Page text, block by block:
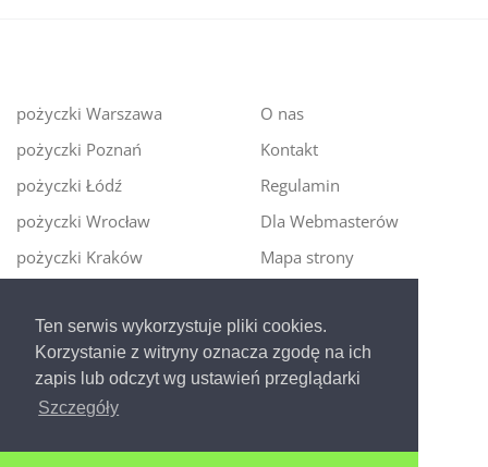
Ten serwis wykorzystuje pliki cookies.
Korzystanie z witryny oznacza zgodę na ich
zapis lub odczyt wg ustawień przeglądarki
Szczegóły
pożyczki Warszawa
pożyczki Poznań
pożyczki Łódź
pożyczki Wrocław
pożyczki Kraków
pożyczki Kraków
O nas
Kontakt
Regulamin
Dla Webmasterów
Mapa strony
Napisali o nas
Digitalmoney.pl